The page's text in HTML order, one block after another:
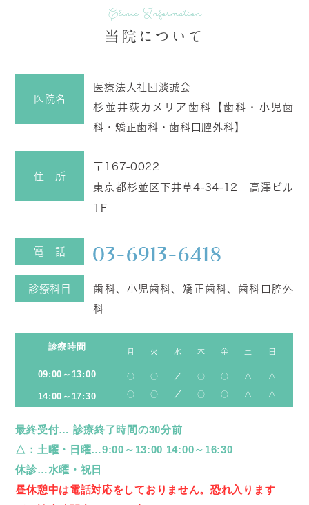
2026年7月2日
夜は歯が痛みやすい?!朝に痛みが引いても油断禁物！
こんにちは。院長の長谷川です。 7月になると、七夕の笹飾
りを目にする機会が...
2026年6月9日
こんにちは。院長の長谷川です。
毎年、6月4日から10日までの...
「歯が2列に…」これって大丈夫？子どもの歯の生え変わり
Clinic Information
当院について
医院名
医療法人社団淡誠会
杉並井荻カメリア歯科【歯科・小児歯
科・矯正歯科・歯科口腔外科】
住 所
〒167-0022
東京都杉並区下井草4-34-12 高澤ビル
1F
電 話
診療科目
歯科、小児歯科、矯正歯科、歯科口腔外
科
診療時間 月 火 水 木 金 土 日
09:00～13:00 ○ ○ ／ ○ ○ △ △
14:00～17:30 ○ ○ ／ ○ ○ △ △
最終受付… 診療終了時間の30分前
△：土曜・日曜…9:00～13:00 14:00～16:30
休診…水曜・祝日
昼休憩中は電話対応をしておりません。恐れ入ります